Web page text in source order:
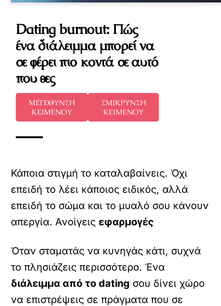
Dating burnout: Πώς
ένα διάλειμμα μπορεί να
σε φέρει πιο κοντά σε αυτό
που θες
ΜΕΓΕΘΥΝΣΗ
ΚΕΙΜΕΝΟΥ
ΣΜΙΚΡΥΝΣΗ
ΚΕΙΜΕΝΟΥ
Κάποια στιγμή το καταλαβαίνεις. Όχι
επειδή το λέει κάποιος ειδικός, αλλά
επειδή το σώμα και το μυαλό σου κάνουν
απεργία. Ανοίγειςεφαρμογές
Όταν σταματάς να κυνηγάς κάτι, συχνά
το πλησιάζεις περισσότερο. Ένα
διάλειμμα από το dating σου δίνει χώρο
να επιστρέψεις σε πράγματα που σε